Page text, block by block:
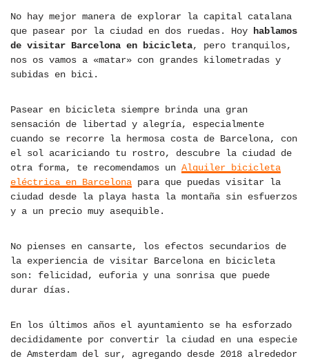
No hay mejor manera de explorar la capital catalana
que pasear por la ciudad en dos ruedas. Hoy hablamos
de visitar Barcelona en bicicleta, pero tranquilos,
nos os vamos a «matar» con grandes kilometradas y
subidas en bici.
Pasear en bicicleta siempre brinda una gran
sensación de libertad y alegría, especialmente
cuando se recorre la hermosa costa de Barcelona, con
el sol acariciando tu rostro, descubre la ciudad de
otra forma, te recomendamos un Alquiler bicicleta
eléctrica en Barcelona para que puedas visitar la
ciudad desde la playa hasta la montaña sin esfuerzos
y a un precio muy asequible.
No pienses en cansarte, los efectos secundarios de
la experiencia de visitar Barcelona en bicicleta
son: felicidad, euforia y una sonrisa que puede
durar días.
En los últimos años el ayuntamiento se ha esforzado
decididamente por convertir la ciudad en una especie
de Amsterdam del sur, agregando desde 2018 alrededor